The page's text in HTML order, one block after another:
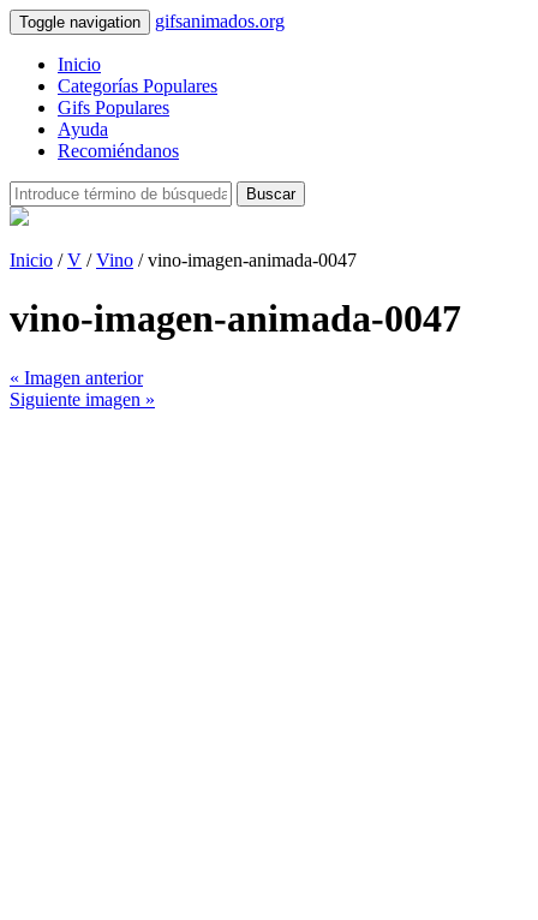
Toggle navigation gifsanimados.org
Inicio
Categorías Populares
Gifs Populares
Ayuda
Recomiéndanos
Buscar
Inicio /V /Vino / vino-imagen-animada-0047
vino-imagen-animada-0047
« Imagen anterior
Siguiente imagen »